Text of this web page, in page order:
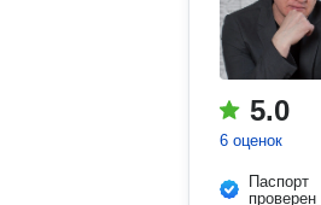
5.0
6 оценок
Паспорт
проверен